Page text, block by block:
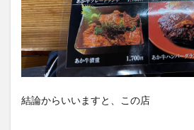
結論からいいますと、この店